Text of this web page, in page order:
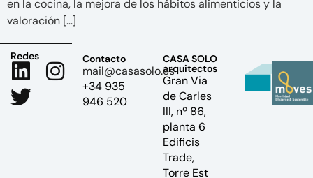
en la cocina, la mejora de los hábitos alimenticios y la
valoración […]
CASA SOLO
arquitectos
Gran Via
de Carles
III, nº 86,
planta 6
Edificis
Trade,
Torre Est
Contacto
mail@casasolo.es
+34 935
946 520
Redes